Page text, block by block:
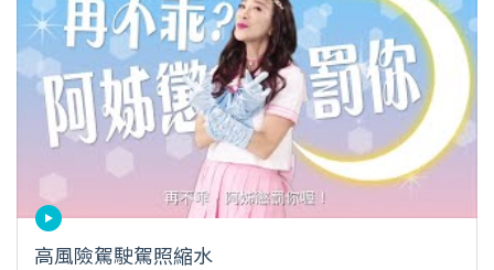
高風險駕駛駕照縮水